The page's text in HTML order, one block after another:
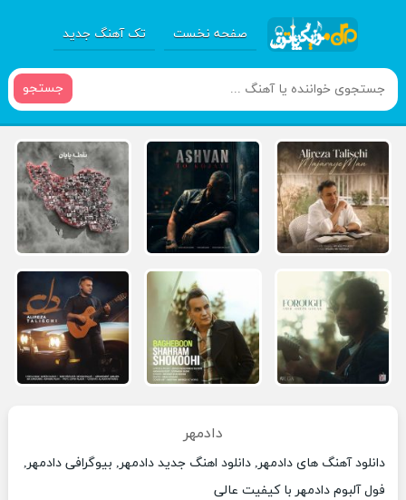
صفحه نخست تک آهنگ جدید
جستجو
دادمهر
دانلود آهنگ های دادمهر, دانلود اهنگ جدید دادمهر, بیوگرافی دادمهر,
فول آلبوم دادمهر با کیفیت عالی